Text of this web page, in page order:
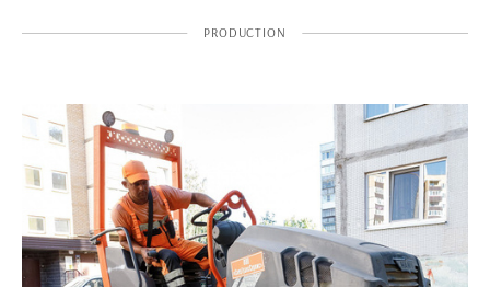
PRODUCTION